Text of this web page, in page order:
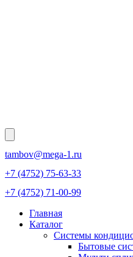
tambov@mega-1.ru
+7 (4752) 75-63-33
+7 (4752) 71-00-99
Главная
Каталог
Системы
Бытовые